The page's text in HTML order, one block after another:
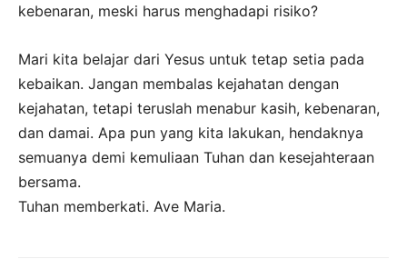
kebenaran, meski harus menghadapi risiko?
Mari kita belajar dari Yesus untuk tetap setia pada
kebaikan. Jangan membalas kejahatan dengan
kejahatan, tetapi teruslah menabur kasih, kebenaran,
dan damai. Apa pun yang kita lakukan, hendaknya
semuanya demi kemuliaan Tuhan dan kesejahteraan
bersama.
Tuhan memberkati. Ave Maria.